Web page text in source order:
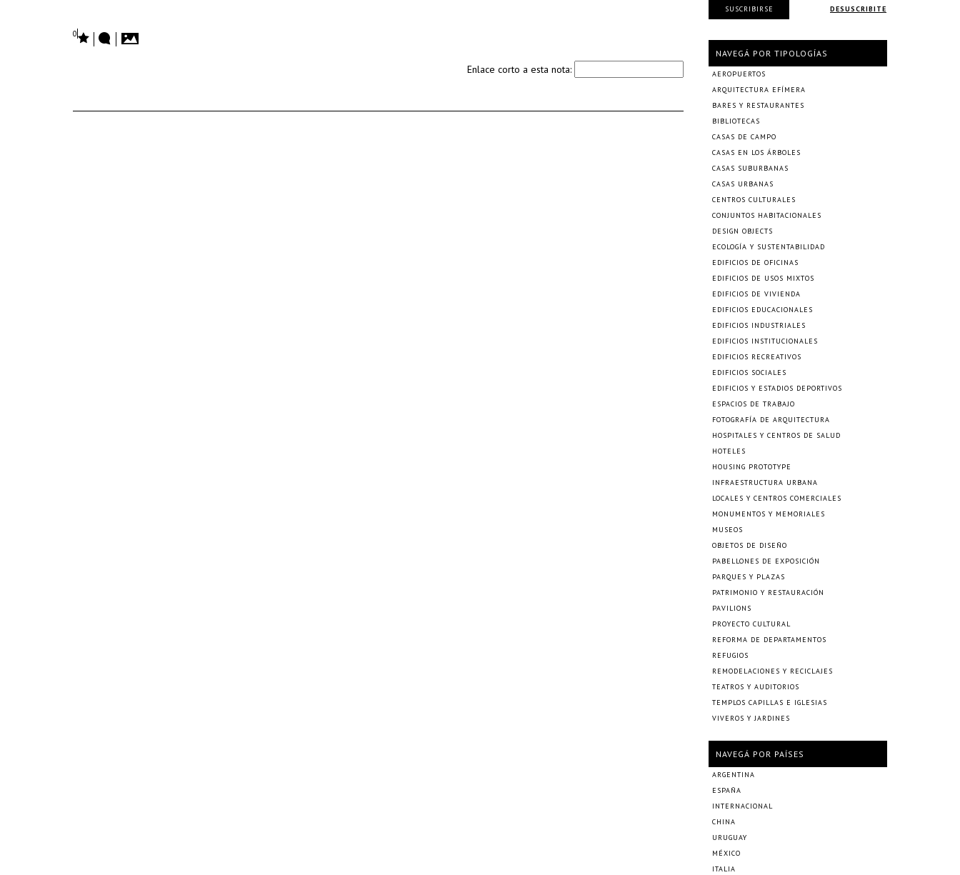
0
Enlace corto a esta nota:
DESUSCRIBITE
SUSCRIBIRSE
NAVEGÁ POR TIPOLOGÍAS
AEROPUERTOS
ARQUITECTURA EFÍMERA
BARES Y RESTAURANTES
BIBLIOTECAS
CASAS DE CAMPO
CASAS EN LOS ÁRBOLES
CASAS SUBURBANAS
CASAS URBANAS
CENTROS CULTURALES
CONJUNTOS HABITACIONALES
DESIGN OBJECTS
ECOLOGÍA Y SUSTENTABILIDAD
EDIFICIOS DE OFICINAS
EDIFICIOS DE USOS MIXTOS
EDIFICIOS DE VIVIENDA
EDIFICIOS EDUCACIONALES
EDIFICIOS INDUSTRIALES
EDIFICIOS INSTITUCIONALES
EDIFICIOS RECREATIVOS
EDIFICIOS SOCIALES
EDIFICIOS Y ESTADIOS DEPORTIVOS
ESPACIOS DE TRABAJO
FOTOGRAFÍA DE ARQUITECTURA
HOSPITALES Y CENTROS DE SALUD
HOTELES
HOUSING PROTOTYPE
INFRAESTRUCTURA URBANA
LOCALES Y CENTROS COMERCIALES
MONUMENTOS Y MEMORIALES
MUSEOS
OBJETOS DE DISEÑO
PABELLONES DE EXPOSICIÓN
PARQUES Y PLAZAS
PATRIMONIO Y RESTAURACIÓN
PAVILIONS
PROYECTO CULTURAL
REFORMA DE DEPARTAMENTOS
REFUGIOS
REMODELACIONES Y RECICLAJES
TEATROS Y AUDITORIOS
TEMPLOS CAPILLAS E IGLESIAS
VIVEROS Y JARDINES
NAVEGÁ POR PAÍSES
ARGENTINA
ESPAÑA
INTERNACIONAL
CHINA
URUGUAY
MÉXICO
ITALIA